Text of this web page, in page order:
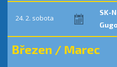
24. 2. sobota
SK-
Březen / Marec